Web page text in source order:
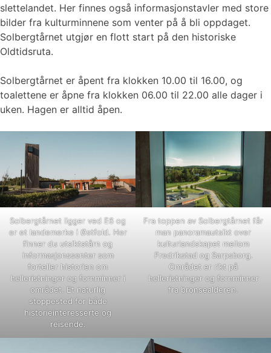
slettelandet. Her finnes også informasjonstavler med store
bilder fra kulturminnene som venter på å bli oppdaget.
Solbergtårnet utgjør en flott start på den historiske
Oldtidsruta.
Solbergtårnet er åpent fra klokken 10.00 til 16.00, og
toalettene er åpne fra klokken 06.00 til 22.00 alle dager i
uken. Hagen er alltid åpen.
Solbergtårnet ligger ved E6 og
er et landemerke i Østfold. Her
finner du utsiktstårn og
informasjonssenter som
forteller historien om
helleristninger og fornminner i
området. Et naturlig
stoppested for både
historieinteresserte og
reisende.
Fra toppen av Solbergtårnet får
man panoramautsikt over
kulturlandskapet mellom
Fredrikstad og Sarpsborg.
Området er rikt på
helleristninger og fornminner
fra bronsealderen.